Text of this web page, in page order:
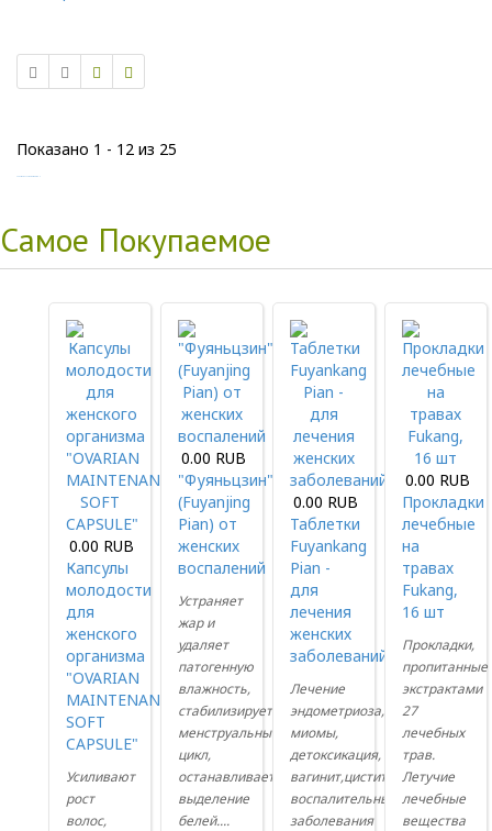
Показано 1 - 12 из 25
Самое Покупаемое
0.00 RUB
Капсулы
молодости
для
женского
организма
"OVARIAN
MAINTENANCE
SOFT
CAPSULE"
Усиливают
рост
волос,
0.00 RUB
"Фуяньцзин"
(Fuyanjing
Pian) от
женских
воспалений
Устраняет
жар и
удаляет
патогенную
влажность,
стабилизирует
менструальный
цикл,
останавливает
выделение
белей....
0.00 RUB
Таблетки
Fuyankang
Pian -
для
лечения
женских
заболеваний
Лечение
эндометриоза,
миомы,
детоксикация,
вагинит,цистит,
воспалительные
заболевания
0.00 RUB
Прокладки
лечебные
на
травах
Fukang,
16 шт
Прокладки,
пропитанные
экстрактами
27
лечебных
трав.
Летучие
лечебные
вещества